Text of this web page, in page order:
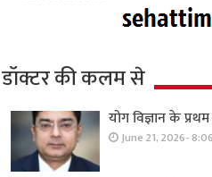
डॉक्टर की कलम से
योग विज्ञान के
June 21, 2026-